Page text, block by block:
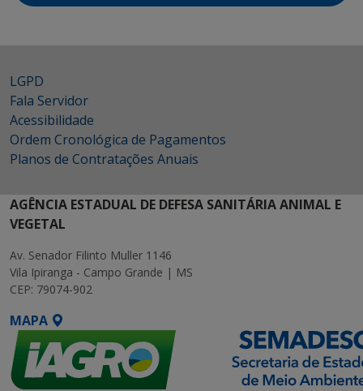
LGPD
Fala Servidor
Acessibilidade
Ordem Cronológica de Pagamentos
Planos de Contratações Anuais
AGÊNCIA ESTADUAL DE DEFESA SANITÁRIA ANIMAL E
VEGETAL
Av. Senador Filinto Muller 1146
Vila Ipiranga - Campo Grande | MS
CEP: 79074-902
MAPA